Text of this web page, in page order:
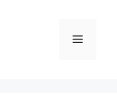
Meniu